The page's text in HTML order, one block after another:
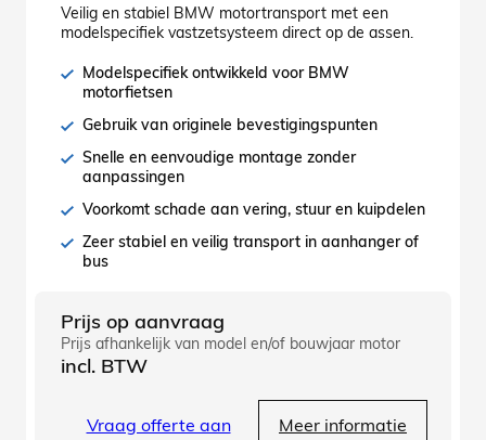
Veilig en stabiel BMW motortransport met een
modelspecifiek vastzetsysteem direct op de assen.
Modelspecifiek ontwikkeld voor BMW
motorfietsen
Gebruik van originele bevestigingspunten
Snelle en eenvoudige montage zonder
aanpassingen
Voorkomt schade aan vering, stuur en kuipdelen
Zeer stabiel en veilig transport in aanhanger of
bus
Prijs op aanvraag
Prijs afhankelijk van model en/of bouwjaar motor
incl. BTW
Vraag offerte aan Meer informatie